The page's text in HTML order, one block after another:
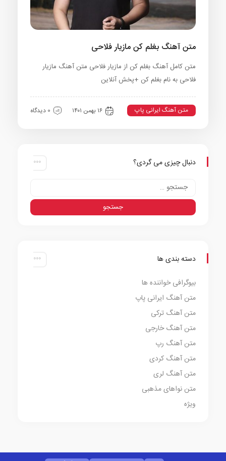
متن آهنگ بغلم کن مازیار فلاحی
متن کامل آهنگ بغلم کن از مازیار فلاحی متن آهنگ مازیار
فلاحی به نام بغلم کن +پخش آنلاین
متن آهنگ ایرانی پاپ ۱۶ بهمن ۱۴۰۱ 0 دیدگاه
دنبال چیزی می گردی؟
دسته بندی ها
بیوگرافی خواننده ها
متن آهنگ ایرانی پاپ
متن آهنگ ترکی
متن آهنگ خارجی
متن آهنگ رپ
متن آهنگ کردی
متن آهنگ لری
متن نواهای مذهبی
ویژه